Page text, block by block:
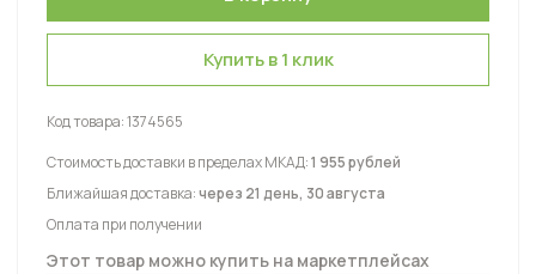
Купить в 1 клик
Код товара:1374565
Стоимость доставки в пределах МКАД:1 955 рублей
Ближайшая доставка:через 21 день, 30 августа
Оплата при получении
Этот товар можно купить на маркетплейсах